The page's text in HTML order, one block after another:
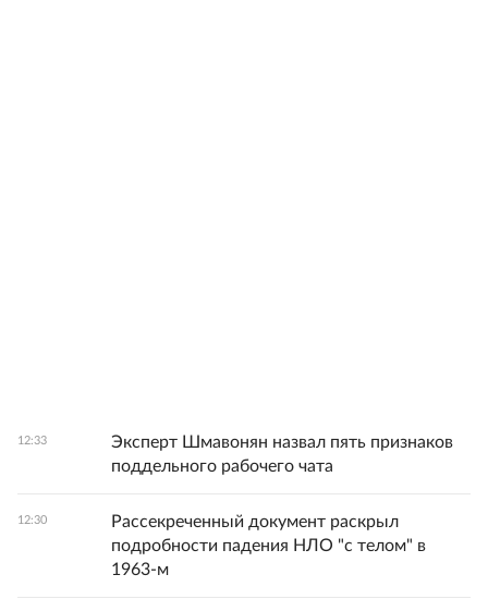
12:33
Эксперт Шмавонян назвал пять признаков
поддельного рабочего чата
12:30
Рассекреченный документ раскрыл
подробности падения НЛО "с телом" в
1963-м